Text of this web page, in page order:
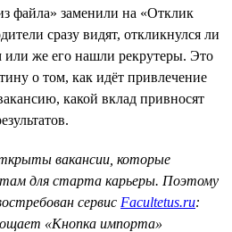
файла» заменили на «Отклик
сразу видят, откликнулся ли
или же его нашли рекрутеры. Это
о том, как идёт привлечение
какой вклад привносят
вакансии, которые
для старта карьеры. Поэтому
сервис Facultetus.ru:
«Кнопка импорта»